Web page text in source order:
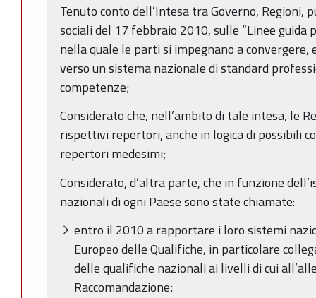
Tenuto conto dell’Intesa tra Governo,
sociali del 17 febbraio 2010, sulle “Linee guida
nella quale le parti si impegnano a
verso un sistema nazionale di standard
competenze;
Considerato che, nell’ambito di tale intesa, le
rispettivi repertori, anche in logica di possibili
repertori medesimi;
Considerato, d’altra parte, che in funzione
nazionali di ogni Paese sono state chiamate:
­entro il 2010 a rapportare i loro sistemi
Europeo delle Qualifiche, in particolare
delle qualifiche nazionali ai livelli di cui
Raccomandazione;